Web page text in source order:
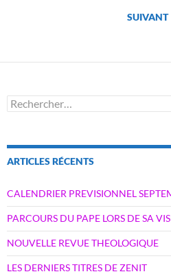
Rechercher :
ARTICLES RÉCENTS
CALENDRIER PREVISIONNEL
PARCOURS DU PAPE LORS DE SA
NOUVELLE REVUE THEOLOGIQUE
LES DERNIERS TITRES DE ZENIT